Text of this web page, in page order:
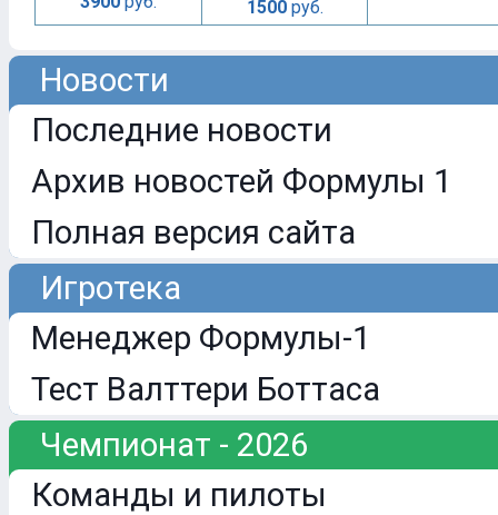
1500руб.
Новости
Последние новости
Архив новостей Формулы 1
Полная версия сайта
Игротека
Менеджер Формулы-1
Тест Валттери Боттаса
Чемпионат - 2026
Команды и пилоты